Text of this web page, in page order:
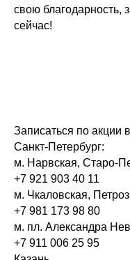
свою благодарность,
сейчас!
Записаться по акции
Санкт-Петербург:
м. Нарвская, Cтаро-
+7 921 903 40 11
м. Чкаловская,
+7 981 173 98 80
м. пл. Александра
+7 911 006 25 95